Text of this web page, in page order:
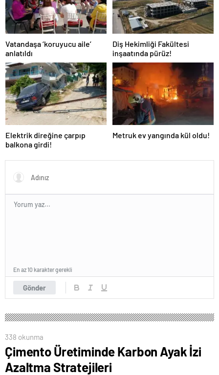
Vatandaşa ‘koruyucu aile’
anlatıldı
Diş Hekimliği Fakültesi
inşaatında pürüz!
Elektrik direğine çarpıp
balkona girdi!
Metruk ev yangında kül oldu!
Gönder
En az 10 karakter gerekli
338 okunma
Çimento Üretiminde Karbon Ayak İzi
Azaltma Stratejileri